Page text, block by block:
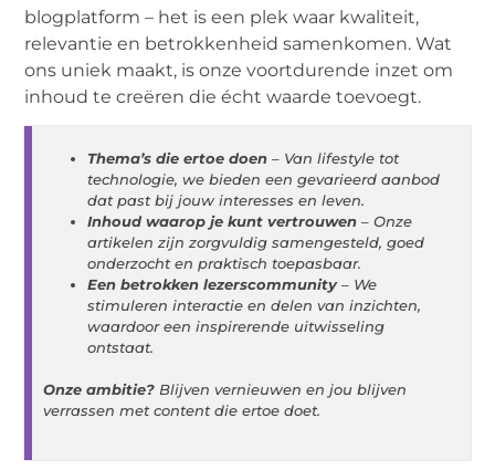
blogplatform – het is een plek waar kwaliteit,
relevantie en betrokkenheid samenkomen. Wat
ons uniek maakt, is onze voortdurende inzet om
inhoud te creëren die écht waarde toevoegt.
Thema’s die ertoe doen – Van lifestyle tot
technologie, we bieden een gevarieerd aanbod
dat past bij jouw interesses en leven.
Inhoud waarop je kunt vertrouwen – Onze
artikelen zijn zorgvuldig samengesteld, goed
onderzocht en praktisch toepasbaar.
Een betrokken lezerscommunity– We
stimuleren interactie en delen van inzichten,
waardoor een inspirerende uitwisseling
ontstaat.
Onze ambitie?Blijven vernieuwen en jou blijven
verrassen met content die ertoe doet.